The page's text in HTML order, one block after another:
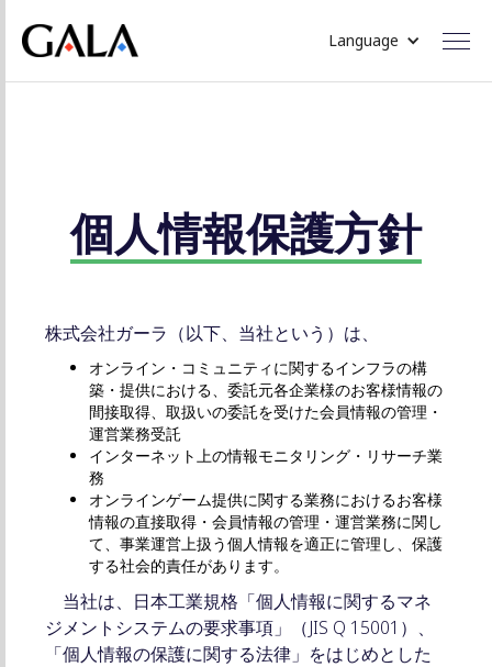
Language
個人情報保護方針
株式会社ガーラ（以下、当社という）は、
オンライン・コミュニティに関するインフラの構
築・提供における、委託元各企業様のお客様情報の
間接取得、取扱いの委託を受けた会員情報の管理・
運営業務受託
インターネット上の情報モニタリング・リサーチ業
務
オンラインゲーム提供に関する業務におけるお客様
情報の直接取得・会員情報の管理・運営業務に関し
て、事業運営上扱う個人情報を適正に管理し、保護
する社会的責任があります。
当社は、日本工業規格「個人情報に関するマネ
ジメントシステムの要求事項」（JIS Q 15001）、
「個人情報の保護に関する法律」をはじめとした